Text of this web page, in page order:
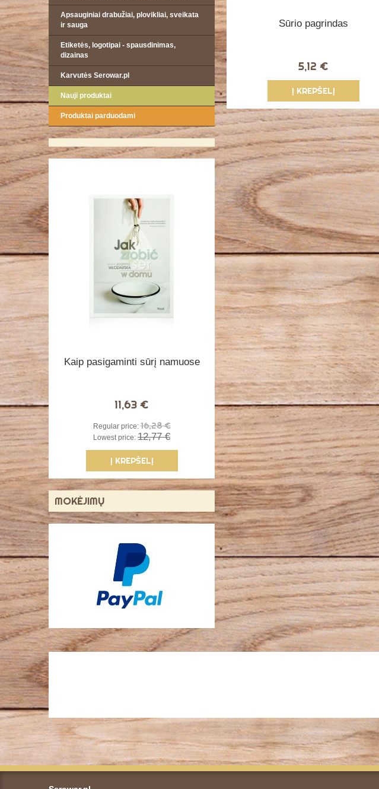
Apsauginiai drabužiai, plovikliai, sveikata
ir sauga
Etiketės, logotipai - spausdinimas,
dizainas
Karvutės Serowar.pl
Nauji produktai
Produktai parduodami
Kaip pasigaminti sūrį namuose
11,63 €
Regular price:16,28 €
Lowest price: 12,77 €
Į KREPŠELĮ
MOKĖJIMŲ
Sūrio pagrindas
5,12 €
Į KREPŠELĮ